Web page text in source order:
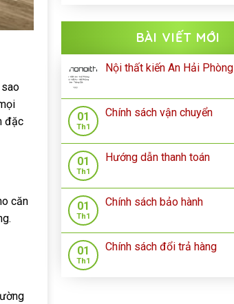
đặc
căn
BÀI VIẾT MỚI
Nội thất kiến An Hải Phòng
01
Th1
Chính sách vận chuyển
01
Th1
Hướng dẫn thanh toán
01
Th1
Chính sách bảo hành
01
Th1
Chính sách đổi trả hàng